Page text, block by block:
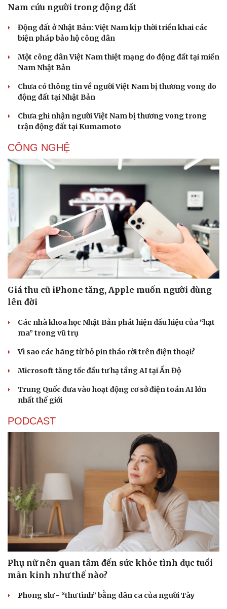
Doanh nhân
Trải nghiệm
Nam cứu người trong động đất
Động đất ở Nhật Bản: Việt Nam kịp thời triển khai các
biện pháp bảo hộ công dân
Một công dân Việt Nam thiệt mạng do động đất tại miền
Nam Nhật Bản
Chưa có thông tin về người Việt Nam bị thương vong do
động đất tại Nhật Bản
Chưa ghi nhận người Việt Nam bị thương vong trong
trận động đất tại Kumamoto
CÔNG NGHỆ
Giá thu cũ iPhone tăng, Apple muốn người dùng
lên đời
Các nhà khoa học Nhật Bản phát hiện dấu hiệu của “hạt
ma” trong vũ trụ
Vì sao các hãng từ bỏ pin tháo rời trên điện thoại?
Microsoft tăng tốc đầu tư hạ tầng AI tại Ấn Độ
Trung Quốc đưa vào hoạt động cơ sở điện toán AI lớn
nhất thế giới
PODCAST
Phụ nữ nên quan tâm đến sức khỏe tình dục tuổi
mãn kinh như thế nào?
Phong slư - “thư tình” bằng dân ca của người Tày